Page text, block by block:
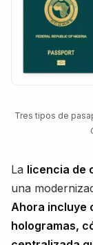
Tres tipos de
La licencia de
una
Ahora incluye
hologramas,